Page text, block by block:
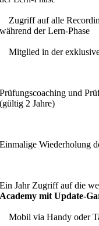
Zugriff auf alle
während der Lern-Phase
Mitglied in der
Prüfungscoaching und
(gültig 2 Jahre)
Einmalige Wiederholung
Ein Jahr Zugriff auf die
Academy mit Update-
Mobil via Handy oder